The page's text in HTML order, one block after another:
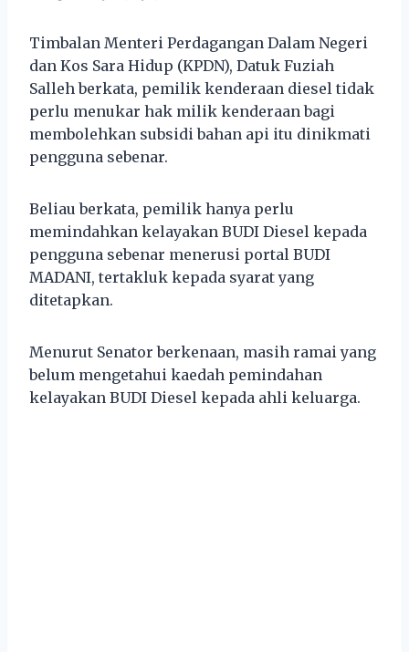
Timbalan Menteri Perdagangan Dalam Negeri
dan Kos Sara Hidup (KPDN), Datuk Fuziah
Salleh berkata, pemilik kenderaan diesel tidak
perlu menukar hak milik kenderaan bagi
membolehkan subsidi bahan api itu dinikmati
pengguna sebenar.
Beliau berkata, pemilik hanya perlu
memindahkan kelayakan BUDI Diesel kepada
pengguna sebenar menerusi portal BUDI
MADANI, tertakluk kepada syarat yang
ditetapkan.
Menurut Senator berkenaan, masih ramai yang
belum mengetahui kaedah pemindahan
kelayakan BUDI Diesel kepada ahli keluarga.